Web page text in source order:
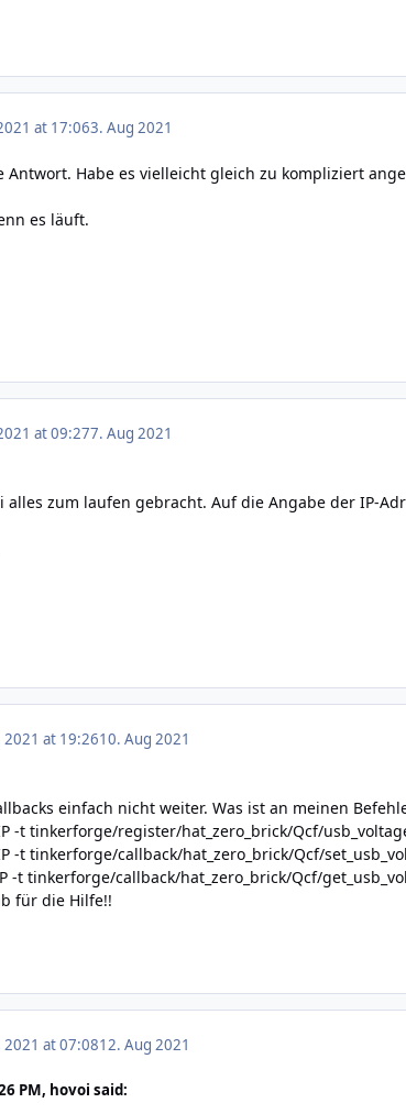
at 17:063. Aug 2021
Antwort. Habe es vielleicht gleich zu kompliziert
es läuft.
at 09:277. Aug 2021
alles zum laufen gebracht. Auf die Angabe der IP-
at 19:2610. Aug 2021
einfach nicht weiter. Was ist an meinen
-t tinkerforge/register/hat_zero_brick/Qcf/
-t tinkerforge/callback/hat_zero_brick/Qcf/
-t tinkerforge/callback/hat_zero_brick/Qcf/
für die Hilfe!!
at 07:0812. Aug 2021
PM, hovoi said: